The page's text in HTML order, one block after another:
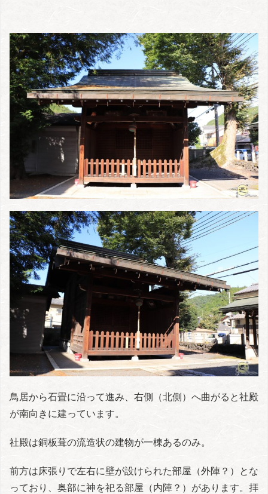
鳥居から石畳に沿って進み、右側（北側）へ曲がると社殿
が南向きに建っています。
社殿は銅板葺の流造状の建物が一棟あるのみ。
前方は床張りで左右に壁が設けられた部屋（外陣？）とな
っており、奥部に神を祀る部屋（内陣？）があります。拝